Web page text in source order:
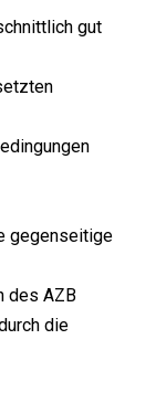
gut
gegenseitige
des AZB
die